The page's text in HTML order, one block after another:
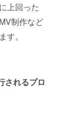
上回った
制作など
す。
れるプロ